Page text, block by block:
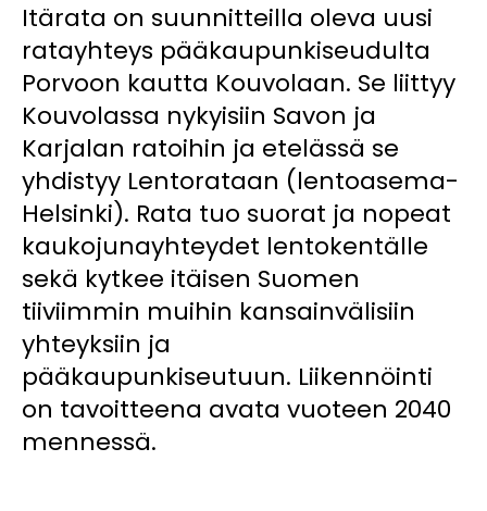
Itärata on suunnitteilla oleva uusi
ratayhteys pääkaupunkiseudulta
Porvoon kautta Kouvolaan. Se liittyy
Kouvolassa nykyisiin Savon ja
Karjalan ratoihin ja etelässä se
yhdistyy Lentorataan (lentoasema-
Helsinki). Rata tuo suorat ja nopeat
kaukojunayhteydet lentokentälle
sekä kytkee itäisen Suomen
tiiviimmin muihin kansainvälisiin
yhteyksiin ja
pääkaupunkiseutuun. Liikennöinti
on tavoitteena avata vuoteen 2040
mennessä.